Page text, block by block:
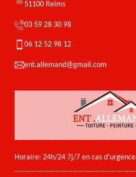
51100 Reims
03 59 28 30 98
06 12 52 98 12
ent.allemand@gmail.com
Horaire: 24h/24 7j/7 en cas d'urgence